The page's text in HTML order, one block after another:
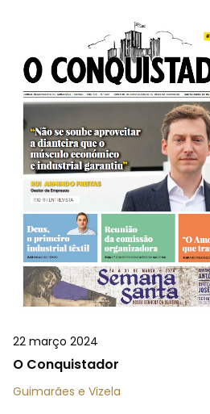
22 março 2024
O Conquistador
Guimarães e Vizela